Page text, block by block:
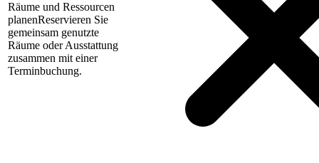
Räume und Ressourcen
planenReservieren Sie
gemeinsam genutzte
Räume oder Ausstattung
zusammen mit einer
Terminbuchung.